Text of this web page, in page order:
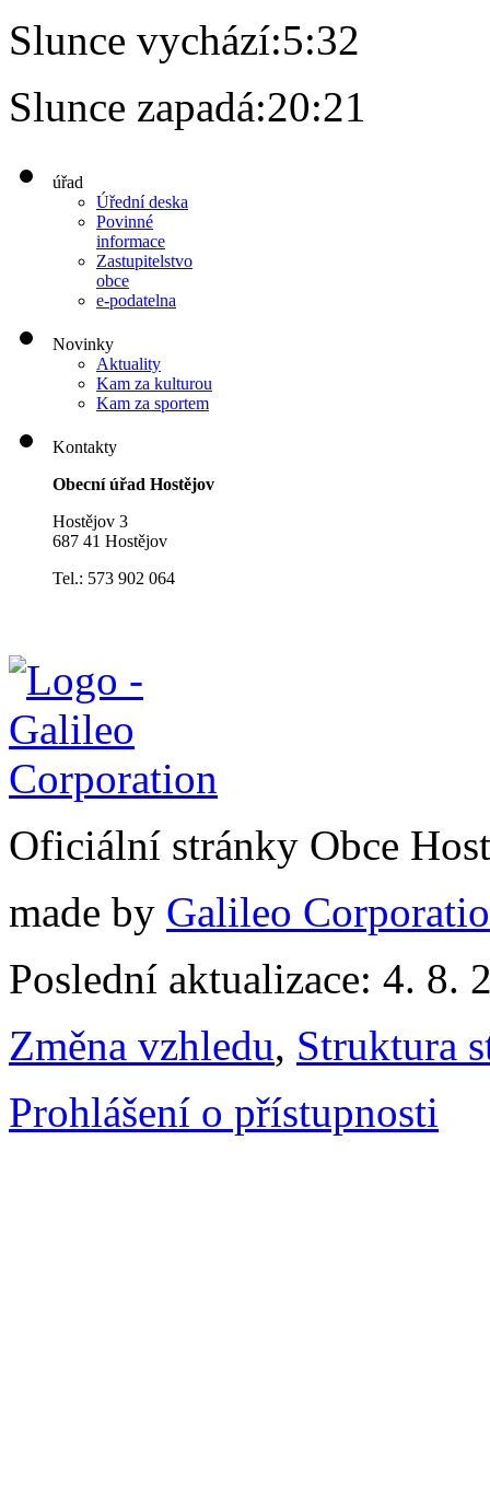
Slunce vychází:5:32
Slunce zapadá:20:21
úřad
Úřední deska
Povinné
informace
Zastupitelstvo
obce
e-podatelna
Novinky
Aktuality
Kam za kulturou
Kam za sportem
Kontakty
Obecní úřad Hostějov
Hostějov 3
687 41 Hostějov
Tel.: 573 902 064
Oficiální stránky Obce
made by Galileo
Poslední aktualizace: 4. 8.
Změna vzhledu, Struktura
Prohlášení o přístupnosti